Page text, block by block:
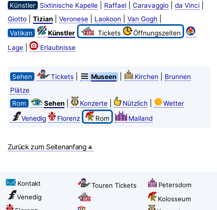
Künstler Sixtinische Kapelle| Raffael| Caravaggio| da Vinci|
Giotto| Tizian| Veronese| Laokoon Van Gogh
Vatikan Künstler Tickets
Öffnungszeiten
Lage| Erlaubnisse
Sehen Tickets| Museen Kirchen
Brunnen
Plätze
Rom
Sehen| Konzerte| Nützlich
Wetter
Venedig
Florenz Rom Mailand
Zurück zum Seitenanfang
Kontakt
Venedig
Touren Tickets
Petersdom
Kolosseum